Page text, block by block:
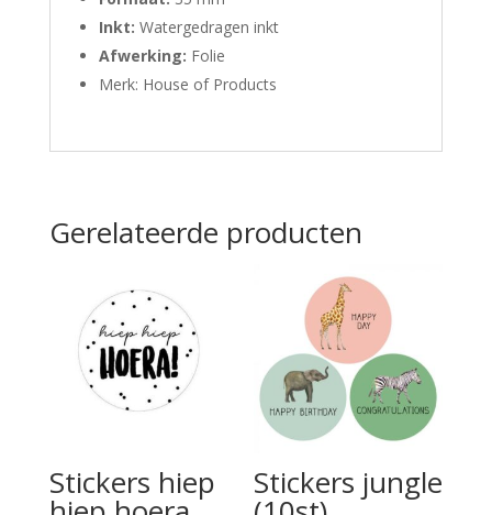
Inkt: Watergedragen inkt
Afwerking: Folie
Merk: House of Products
Gerelateerde producten
Stickers hiep Stickers jungle